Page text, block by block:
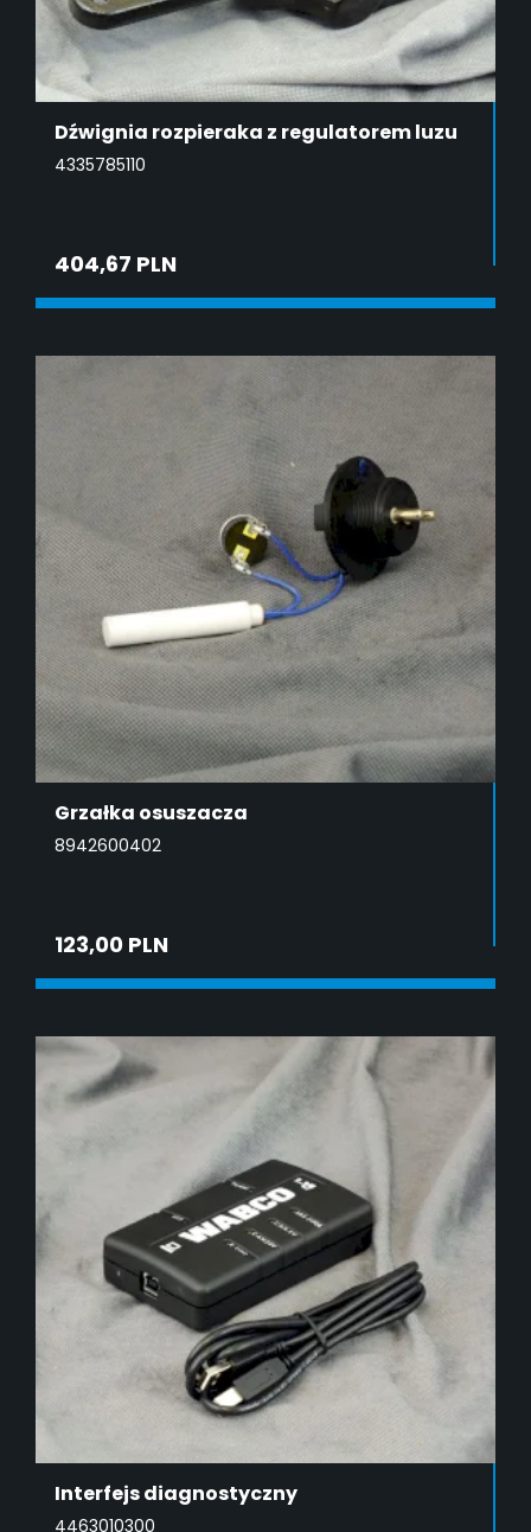
Dźwignia rozpieraka z regulatorem luzu
4335785110
404,67 PLN
Grzałka osuszacza
8942600402
123,00 PLN
Interfejs diagnostyczny
4463010300